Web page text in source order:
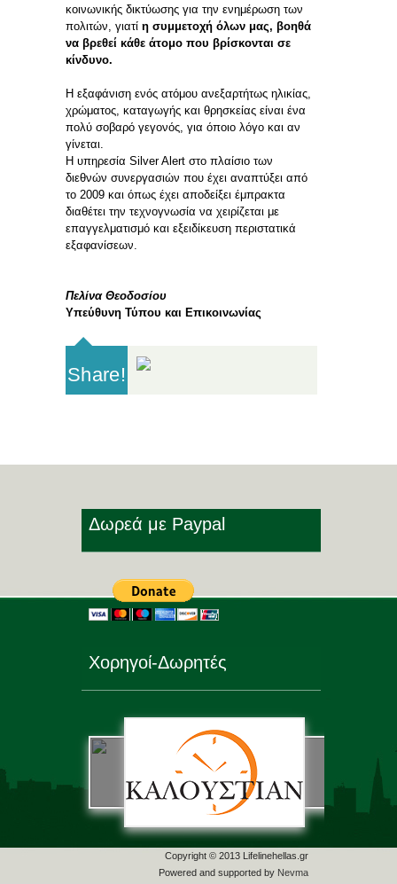
κοινωνικής δικτύωσης για την ενημέρωση των
πολιτών, γιατί η συμμετοχή όλων μας, βοηθά
να βρεθεί κάθε άτομο που βρίσκονται σε
κίνδυνο.
Η εξαφάνιση ενός ατόμου ανεξαρτήτως ηλικίας,
χρώματος, καταγωγής και θρησκείας είναι ένα
πολύ σοβαρό γεγονός, για όποιο λόγο και αν
γίνεται.
Η υπηρεσία Silver Alert στο πλαίσιο των
διεθνών συνεργασιών που έχει αναπτύξει από
το 2009 και όπως έχει αποδείξει έμπρακτα
διαθέτει την τεχνογνωσία να χειρίζεται με
επαγγελματισμό και εξειδίκευση περιστατικά
εξαφανίσεων.
Πελίνα Θεοδοσίου
Υπεύθυνη Τύπου και Επικοινωνίας
Share!
Δωρεά με Paypal
Χορηγοί-Δωρητές
Copyright © 2013 Lifelinehellas.gr
Powered and supported by Nevma